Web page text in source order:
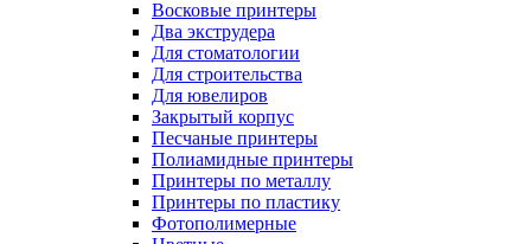
Восковые принтеры
Два экструдера
Для стоматологии
Для строительства
Для ювелиров
Закрытый корпус
Песчаные принтеры
Полиамидные принтеры
Принтеры по металлу
Принтеры по пластику
Фотополимерные